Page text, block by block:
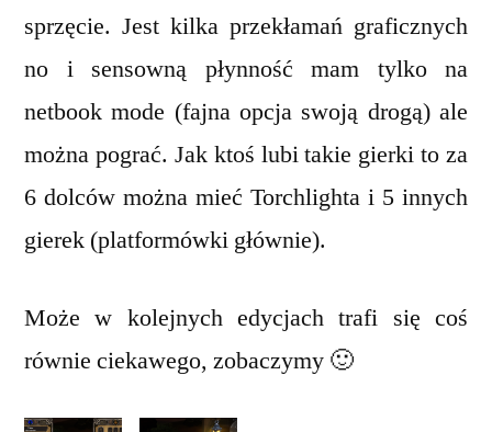
sprzęcie. Jest kilka przekłamań graficznych
no i sensowną płynność mam tylko na
netbook mode (fajna opcja swoją drogą) ale
można pograć. Jak ktoś lubi takie gierki to za
6 dolców można mieć Torchlighta i 5 innych
gierek (platformówki głównie).
Może w kolejnych edycjach trafi się coś
równie ciekawego, zobaczymy 🙂